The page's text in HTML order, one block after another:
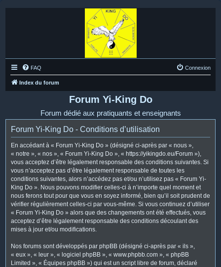
FAQ Connexion
Index du forum
Forum Yi-King Do
Forum dédié aux pratiquants et enseignants
Forum Yi-King Do - Conditions d’utilisation
En accédant à « Forum Yi-King Do » (désigné ci-après par « nous »,
« notre », « nos », « Forum Yi-King Do », « https://yikingdo.eu/Forum »),
vous acceptez d’être légalement responsable des conditions suivantes. Si
vous n’acceptez pas d’être légalement responsable de toutes les
conditions suivantes, alors n’accédez pas et/ou n’utilisez pas « Forum Yi-
King Do ». Nous pouvons modifier celles-ci à n’importe quel moment et
nous ferons tout pour que vous en soyez informé, bien qu’il soit prudent de
vérifier régulièrement celles-ci par vous-même. Si vous continuez d’utiliser
« Forum Yi-King Do » alors que des changements ont été effectués, vous
acceptez d’être légalement responsable des conditions découlant des
mises à jour et/ou modifications.
Nos forums sont développés par phpBB (désigné ci-après par « ils »,
« eux », « leur », « logiciel phpBB », « www.phpbb.com », « phpBB
Limited », « Équipes phpBB ») qui est un script libre de forum, déclaré